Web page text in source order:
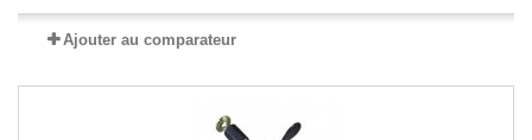
Ajouter au comparateur